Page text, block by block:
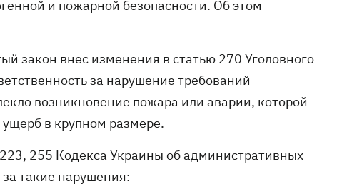
и пожарной безопасности. Об этом
закон внес изменения в статью 270 Уголовного
за нарушение требований
возникновение пожара или аварии, которой
в крупном размере.
255 Кодекса Украины об административных
такие нарушения: